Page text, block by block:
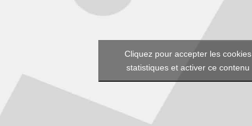
Cliquez pour accepter les cookies
statistiques et activer ce contenu